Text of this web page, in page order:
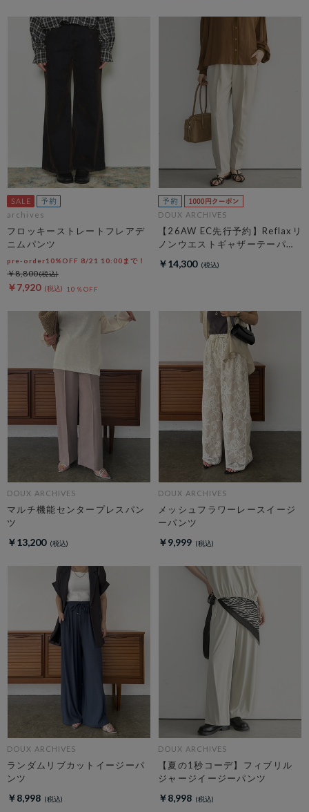
archives
フロッキーストレートフレアデ
ニムパンツ
pre-order10%OFF 8/21 10:00まで！
￥7,920 10％OFF
￥8,800
DOUX ARCHIVES
【26AW EC先行予約】Reflaxリ
ノンウエストギャザーテーパー
￥14,300
DOUX ARCHIVES
マルチ機能センタープレスパン
ツ
￥13,200
DOUX ARCHIVES
メッシュフラワーレースイージ
ーパンツ
￥9,999
DOUX ARCHIVES
ランダムリブカットイージーパ
ンツ
￥8,998
DOUX ARCHIVES
【夏の1秒コーデ】フィブリル
ジャージイージーパンツ
￥8,998